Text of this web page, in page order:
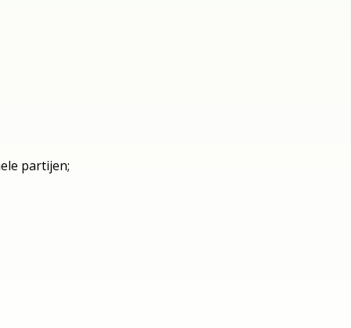
partijen;